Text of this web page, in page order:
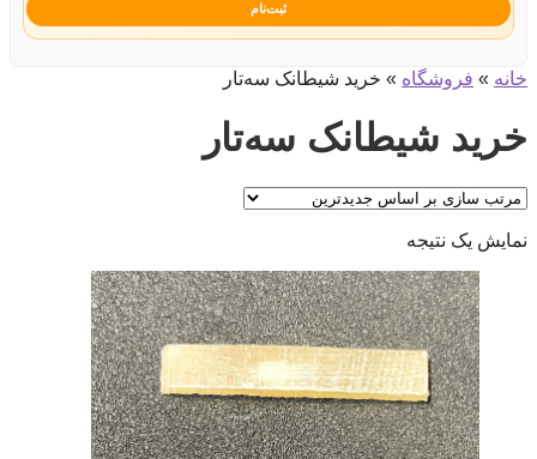
ثبت‌نام
خانه » فروشگاه » خرید شیطانک سه‌تار
خرید شیطانک سه‌تار
نمایش یک نتیجه